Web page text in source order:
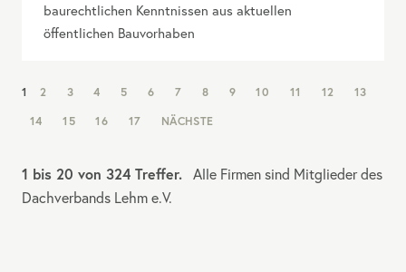
baurechtlichen Kenntnissen aus aktuellen
öffentlichen Bauvorhaben
NAV:
1 2 3 4 5 6 7 8 9 10 11 12
13
14
15 16 17 NÄCHSTE
1 bis 20 von 324 Treffer. Alle Firmen sind Mitglieder des
Dachverbands Lehm e.V.